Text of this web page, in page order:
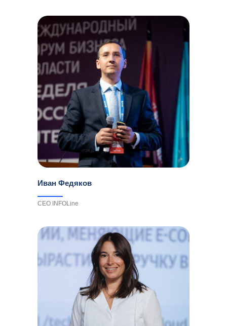
CEO INFOLine
Иван Федяков